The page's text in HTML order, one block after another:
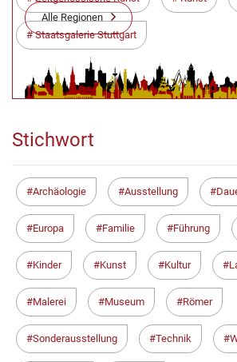
Staatsgalerie Stuttgart
Alle Regionen
Stichwort
Archäologie Ausstellung
Europa Familie Führung
Kinder Kunst Kultur
Malerei Museum Römer
Sonderausstellung Technik